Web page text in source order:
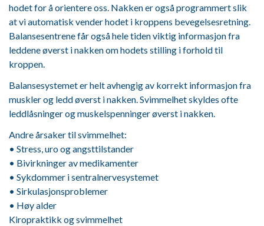
hodet for å orientere oss. Nakken er også programmert slik
at vi automatisk vender hodet i kroppens bevegelsesretning.
Balansesentrene får også hele tiden viktig informasjon fra
leddene øverst i nakken om hodets stilling i forhold til
kroppen.
Balansesystemet er helt avhengig av korrekt informasjon fra
muskler og ledd øverst i nakken. Svimmelhet skyldes ofte
leddlåsninger og muskelspenninger øverst i nakken.
Andre årsaker til svimmelhet:
• Stress, uro og angsttilstander
• Bivirkninger av medikamenter
• Sykdommer i sentralnervesystemet
• Sirkulasjonsproblemer
• Høy alder
Kiropraktikk og svimmelhet